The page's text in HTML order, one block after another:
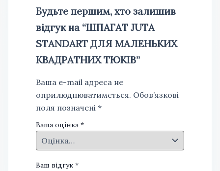
Будьте першим, хто залишив
відгук на “ШПАГАТ JUTA
STANDART ДЛЯ МАЛЕНЬКИХ
КВАДРАТНИХ ТЮКІВ”
Ваша e-mail адреса не
оприлюднюватиметься. Обов’язкові
поля позначені *
Ваша оцінка *
Ваш відгук *